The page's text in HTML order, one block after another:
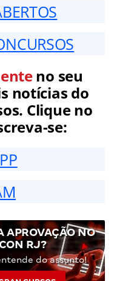
no seu
notícias do
Clique no
se:
APROVAÇÃO NO
RJ?
do assunto!